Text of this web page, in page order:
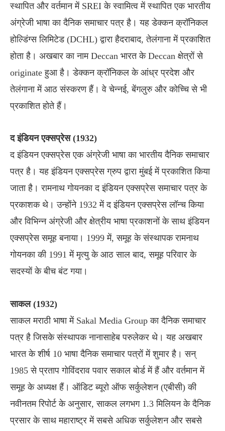
स्थापित और वर्तमान में SREI के स्वामित्व में स्थापित एक भारतीय
अंग्रेजी भाषा का दैनिक समाचार पत्र है। यह डेक्कन क्रॉनिकल
होल्डिंग्स लिमिटेड (DCHL) द्वारा हैदराबाद, तेलंगाना में प्रकाशित
होता है। अखबार का नाम Deccan भारत के Deccan क्षेत्रों से
originate हुआ है। डेक्कन क्रॉनिकल के आंध्र प्रदेश और
तेलंगाना में आठ संस्करण हैं। वे चेन्नई, बेंगलुरु और कोच्चि से भी
प्रकाशित होते हैं।
द इंडियन एक्सप्रेस (1932)
द इंडियन एक्सप्रेस एक अंग्रेजी भाषा का भारतीय दैनिक समाचार
पत्र है। यह इंडियन एक्सप्रेस ग्रुप द्वारा मुंबई में प्रकाशित किया
जाता है। रामनाथ गोयनका द इंडियन एक्सप्रेस समाचार पत्र के
प्रकाशक थे। उन्होंने 1932 में द इंडियन एक्सप्रेस लॉन्च किया
और विभिन्न अंग्रेजी और क्षेत्रीय भाषा प्रकाशनों के साथ इंडियन
एक्सप्रेस समूह बनाया। 1999 में, समूह के संस्थापक रामनाथ
गोयनका की 1991 में मृत्यु के आठ साल बाद, समूह परिवार के
सदस्यों के बीच बंट गया।
साकल (1932)
साकल मराठी भाषा में Sakal Media Group का दैनिक समाचार
पत्र है जिसके संस्थापक नानासाहेब परुलेकर थे। यह अखबार
भारत के शीर्ष 10 भाषा दैनिक समाचार पत्रों में शुमार है। सन्
1985 से प्रताप गोविंदराव पवार सकाल बोर्ड में हैं और वर्तमान में
समूह के अध्यक्ष हैं। ऑडिट ब्यूरो ऑफ सर्कुलेशन (एबीसी) की
नवीनतम रिपोर्ट के अनुसार, साकल लगभग 1.3 मिलियन के दैनिक
प्रसार के साथ महाराष्ट्र में सबसे अधिक सर्कुलेशन और सबसे